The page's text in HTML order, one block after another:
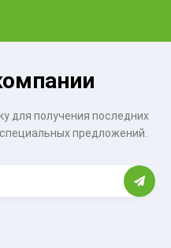
для получения последних
предложений.